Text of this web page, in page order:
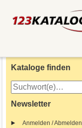
Kataloge finden
Newsletter
Anmelden / Abmelden